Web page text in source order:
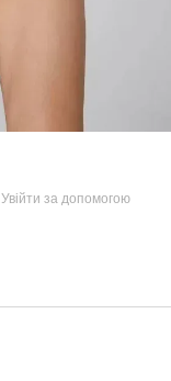
Увійти за допомогою